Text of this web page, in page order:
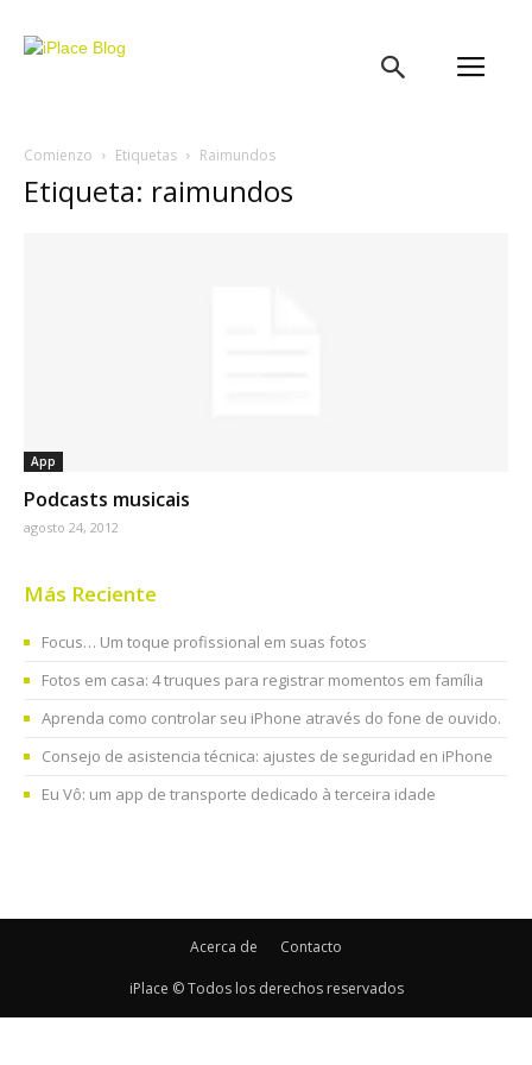
Comienzo Etiquetas Raimundos
Etiqueta: raimundos
App
Podcasts musicais
agosto 24, 2012
Más Reciente
Focus… Um toque profissional em suas fotos
Fotos em casa: 4 truques para registrar momentos em família
Aprenda como controlar seu iPhone através do fone de ouvido.
Consejo de asistencia técnica: ajustes de seguridad en iPhone
Eu Vô: um app de transporte dedicado à terceira idade
Acerca de Contacto
iPlace © Todos los derechos reservados